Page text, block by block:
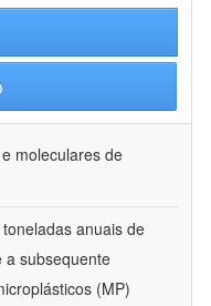
moleculares de
anuais de
a subsequente
(MP)